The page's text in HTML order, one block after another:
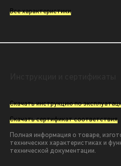
Все характеристики
Скачать инструкцию по
Скачать сертификат соответствия
Полная информация о товаре,
технических характеристиках и
технической документации.